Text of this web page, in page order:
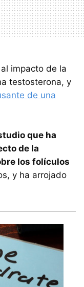
impacto de la
testosterona, y
de una
que ha
de la
los folículos
y ha arrojado